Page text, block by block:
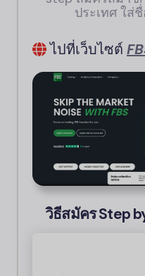
ประเทศ ใส่
ไปที่เว็บไซต์
วิธีสมัคร Step